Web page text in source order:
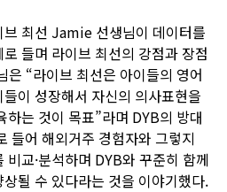
최선 Jamie 선생님이 데이터를
들며 라이브 최선의 강점과 장점
“라이브 최선은 아이들의 영어
이 성장해서 자신의 의사표현을
하는 것이 목표”라며 DYB의 방대
들어 해외거주 경험자와 그렇지
교·분석하며 DYB와 꾸준히 함께
될 수 있다라는 것을 이야기했다.